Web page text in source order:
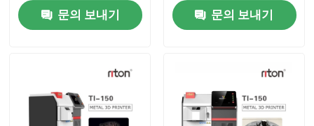
회사 소개
문의 보내기
문의 보내기